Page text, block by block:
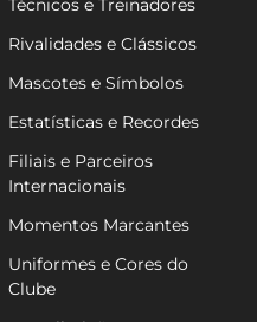
Técnicos e Treinadores
Rivalidades e Clássicos
Mascotes e Símbolos
Estatísticas e Recordes
Filiais e Parceiros
Internacionais
Momentos Marcantes
Uniformes e Cores do
Clube